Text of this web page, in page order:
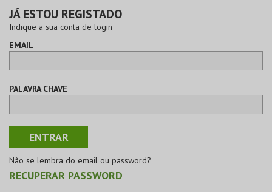
MÚSICA & FESTIVAIS
FAMÍLIA
DESPORTO & AVENTURA
JÁ ESTOU REGISTADO
Indique a sua conta de login
EMAIL
PALAVRA CHAVE
Não se lembra do email ou password?
RECUPERAR PASSWORD